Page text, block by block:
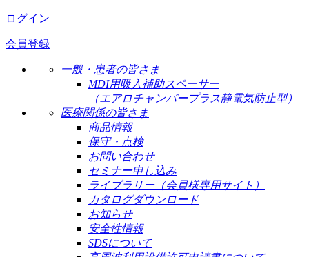
ログイン
会員登録
一般・患者の皆さま
MDI用吸入補助スペーサー
（エアロチャンバープラス静電気防止型）
医療関係の皆さま
商品情報
保守・点検
お問い合わせ
セミナー申し込み
ライブラリー（会員様専用サイト）
カタログダウンロード
お知らせ
安全性情報
SDSについて